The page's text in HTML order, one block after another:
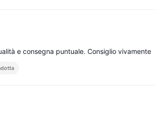
e consegna puntuale. Consiglio vivamente